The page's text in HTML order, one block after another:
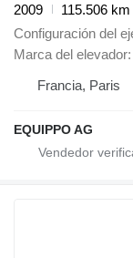
2009
115.506 km
Configuración del
Marca del elevador
Francia, Paris
EQUIPPO AG